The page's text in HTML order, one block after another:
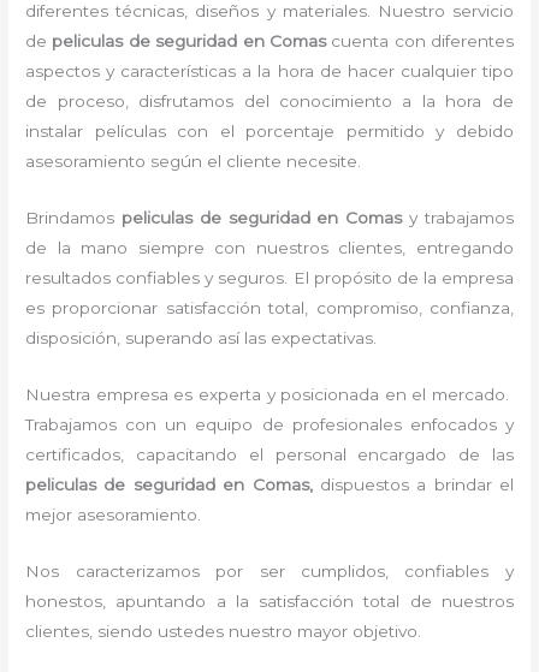
diferentes técnicas, diseños y materiales. Nuestro servicio
de peliculas de seguridad en Comascuenta con diferentes
aspectos y características a la hora de hacer cualquier tipo
de proceso, disfrutamos del conocimiento a la hora de
instalar películas con el porcentaje permitido y debido
asesoramiento según el cliente necesite.
Brindamos peliculas de seguridad en Comasy trabajamos
de la mano siempre con nuestros clientes, entregando
resultados confiables y seguros. El propósito de la empresa
es proporcionar satisfacción total, compromiso, confianza,
disposición, superando así las expectativas.
Nuestra empresa es experta y posicionada en el mercado.
Trabajamos con un equipo de profesionales enfocados y
certificados, capacitando el personal encargado de las
peliculas de seguridad en Comas, dispuestos a brindar el
mejor asesoramiento.
Nos caracterizamos por ser cumplidos, confiables y
honestos, apuntando a la satisfacción total de nuestros
clientes, siendo ustedes nuestro mayor objetivo.